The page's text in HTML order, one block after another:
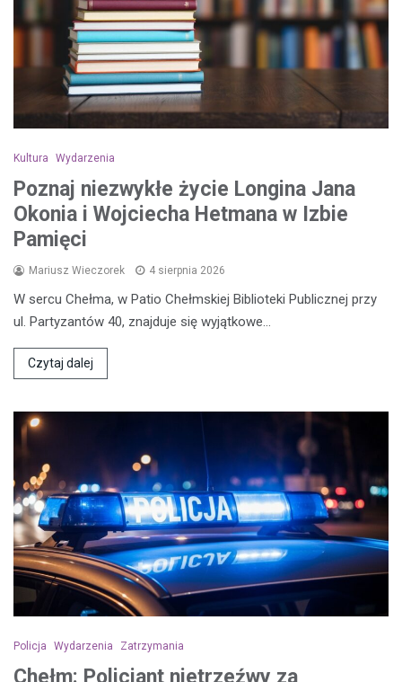
Kultura Wydarzenia
Poznaj niezwykłe życie Longina Jana
Okonia i Wojciecha Hetmana w Izbie
Pamięci
Mariusz Wieczorek 4 sierpnia 2026
W sercu Chełma, w Patio Chełmskiej Biblioteki Publicznej przy
ul. Partyzantów 40, znajduje się wyjątkowe…
Czytaj dalej
Policja Wydarzenia Zatrzymania
Chełm: Policjant nietrzeźwy za